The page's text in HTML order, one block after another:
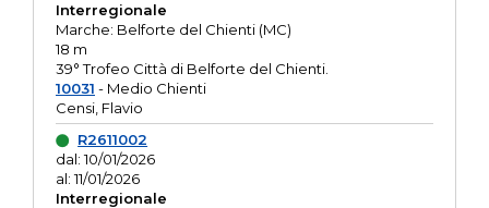
Interregionale
Marche: Belforte del Chienti (MC)
18 m
39° Trofeo Città di Belforte del Chienti.
10031 - Medio Chienti
Censi, Flavio
R2611002
dal: 10/01/2026
al: 11/01/2026
Interregionale